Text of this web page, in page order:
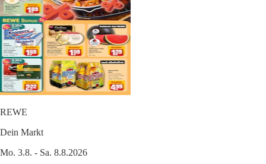
REWE
Dein Markt
Mo. 3.8. - Sa. 8.8.2026